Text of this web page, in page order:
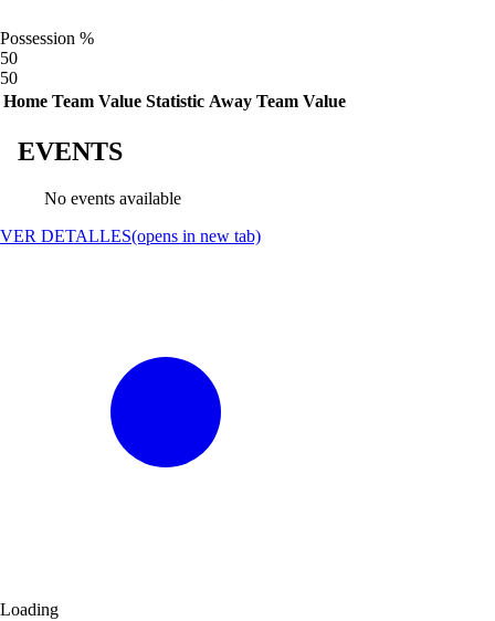
Possession %
50
50
Home Team Value Statistic Away Team Value
EVENTS
No events available
VER DETALLES(opens in new tab)
Loading